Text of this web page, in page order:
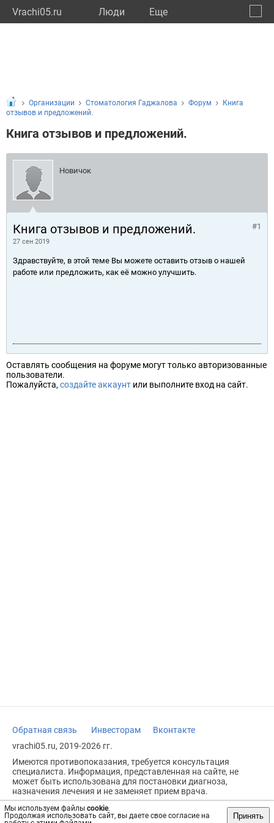
Vrachi05.ru Люди Eще
Мы используем файлы cookie.
Продолжая использовать сайт, вы даете свое согласие на
Принять
Организации Стоматология Гаджалова Форум
Книга
отзывов и предложений.
Книга отзывов и предложений.
Новичок
Книга отзывов и предложений.
27 сен 2019
#1
Здравствуйте, в этой теме Вы можете оставить отзыв о нашей
работе или предложить, как её можно улучшить.
Оставлять сообщения на форуме могут только авторизованные
пользователи.
Пожалуйста, создайте аккаунт или выполните вход на сайт.
Обратная связь Инвесторам
Вконтакте
vrachi05.ru, 2019-2026 гг.
Имеются противопоказания, требуется консультация
специалиста. Информация, представленная на сайте, не
может быть использована для постановки диагноза,
назначения лечения и не заменяет прием врача.
Возрастное ограничение: 18+